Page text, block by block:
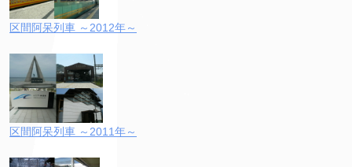
区間阿呆列車 ～2012年～
区間阿呆列車 ～2011年～